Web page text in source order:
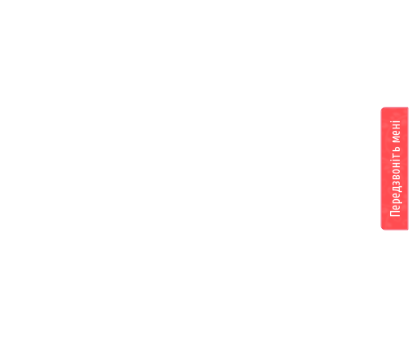
Передзвоніть мені